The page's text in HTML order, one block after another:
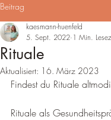
Beitrag
Rituale
kaesmann-huenfeld
5. Sept. 2022 1 Min.
Aktualisiert: 16. März 2023
Findest du Rituale
Rituale als